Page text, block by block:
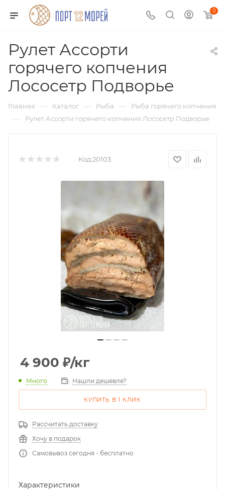
0
Рулет Ассорти
горячего копчения
Лососетр Подворье
Главная — Каталог — Рыба — Рыба горячего копчения
— Рулет Ассорти горячего копчения Лососетр Подворье
Код:20103
4 900 ₽/кг
Много Нашли дешевле?
КУПИТЬ В 1 КЛИК
Рассчитать доставку
Хочу в подарок
Самовывоз сегодня - бесплатно
Характеристики